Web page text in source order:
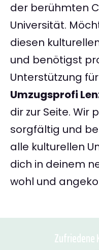
der berühmten
Universität.
diesen
und benötigst
Unterstützung
Umzugsprofi
dir zur Seite. Wir
sorgfältig und
alle kulturellen
dich in deinem
wohl und
Zufriedene